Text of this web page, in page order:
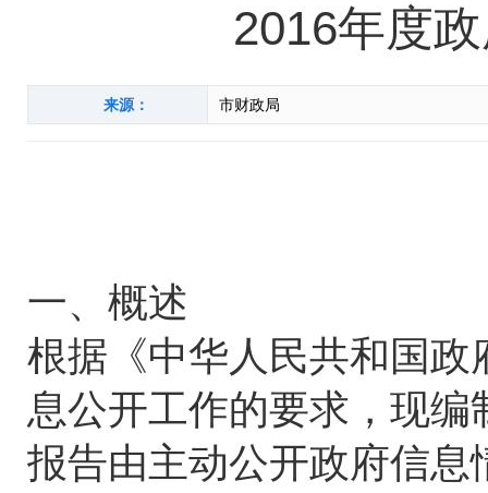
2016年度
来源： 市财政局
一、概述
根据《中华人民共和国
息公开工作的要求，现
报告由主动公开政府信